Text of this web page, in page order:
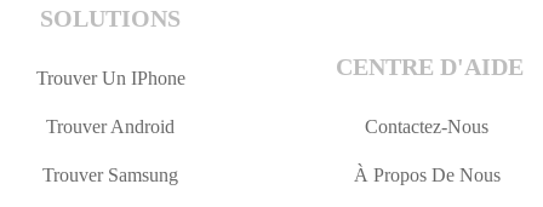
SOLUTIONS
Trouver Un IPhone
Trouver Android
Trouver Samsung
CENTRE D'AIDE
Contactez-Nous
À Propos De Nous